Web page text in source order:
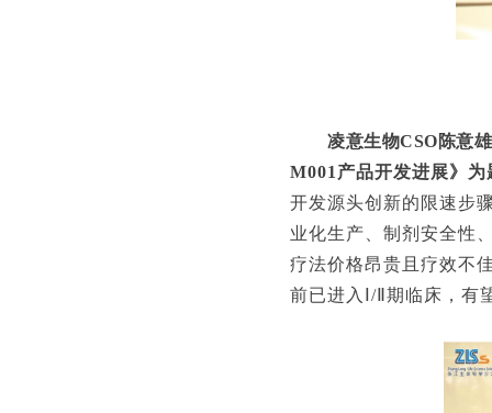
凌意生物CSO陈意
M001产品开发进展》为
开发源头创新的限速步
业化生产、制剂安全性
疗法价格昂贵且疗效不
前已进入Ⅰ/Ⅱ期临床，有